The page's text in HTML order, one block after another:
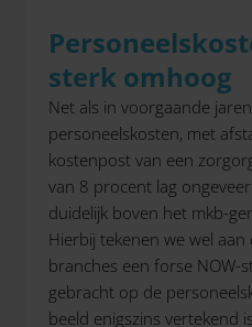
sterk omhoog
Net als in voorgaande
personeelskosten, met
kostenpost van een
van 8 procent lag
duidelijk boven het mkb-
Hierbij tekenen we wel
branches een forse NOW-
gebracht op de
beeld enigszins vertekend